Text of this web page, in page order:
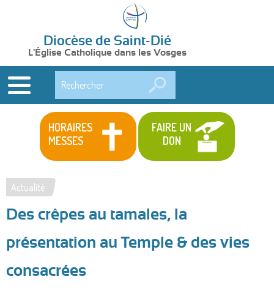
Diocèse de Saint-Dié
L'Église Catholique dans les Vosges
HORAIRES
MESSES
FAIRE UN
DON
Vous
êtes
ici
Actualité
Des crêpes au tamales, la
présentation au Temple & des vies
consacrées